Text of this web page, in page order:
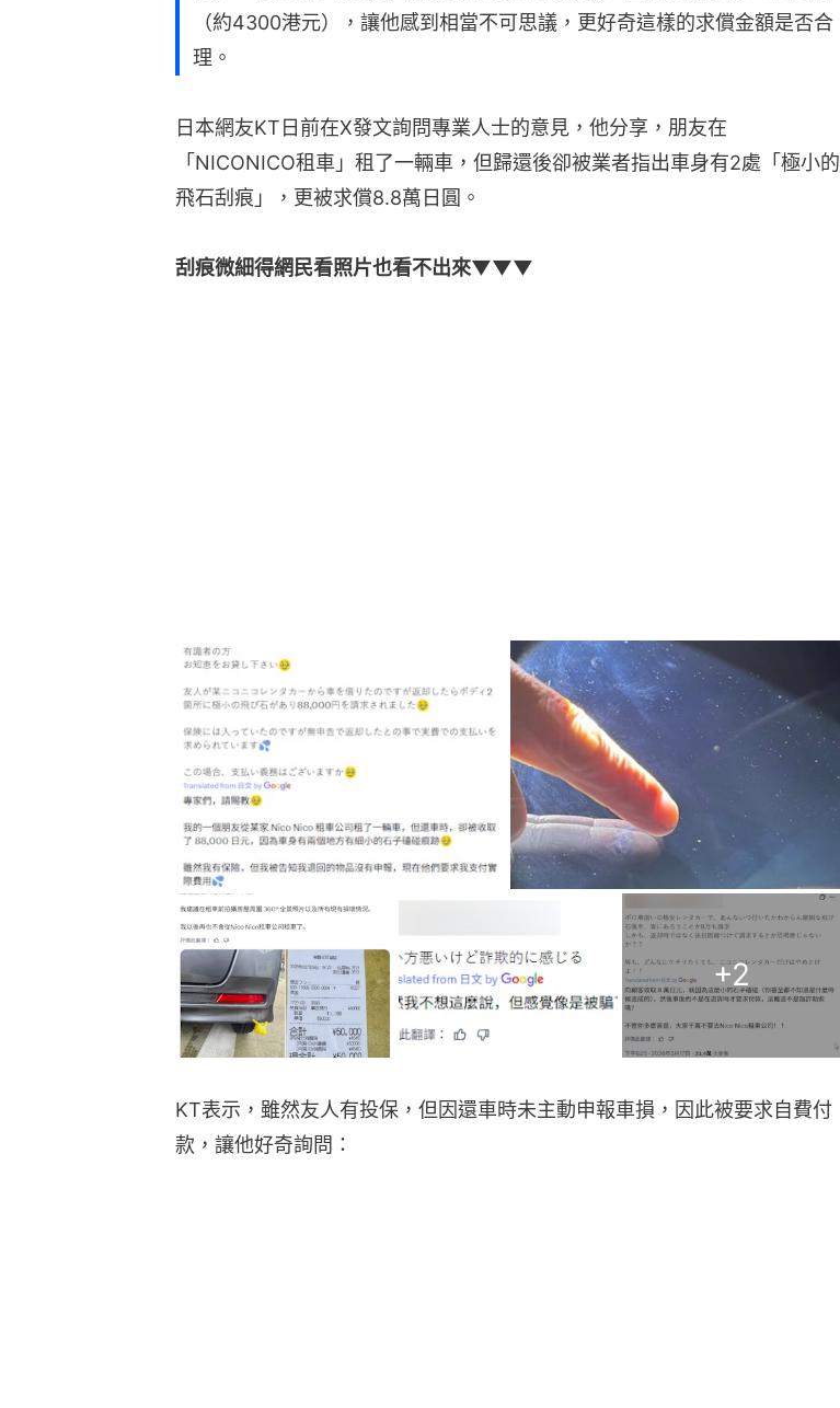
（約4300港元），讓他感到相當不可思議，更好奇這樣的求償金額是否合
理。
日本網友KT日前在X發文詢問專業人士的意見，他分享，朋友在
「NICONICO租車」租了一輛車，但歸還後卻被業者指出車身有2處「極小的
飛石刮痕」，更被求償8.8萬日圓。
刮痕微細得網民看照片也看不出來▼▼▼
+2
KT表示，雖然友人有投保，但因還車時未主動申報車損，因此被要求自費付
款，讓他好奇詢問：